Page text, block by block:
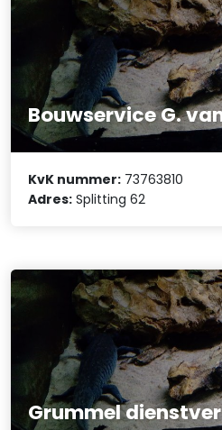
Bouwservice G.
KvK nummer: 73763810
Adres: Splitting 62
Grummel